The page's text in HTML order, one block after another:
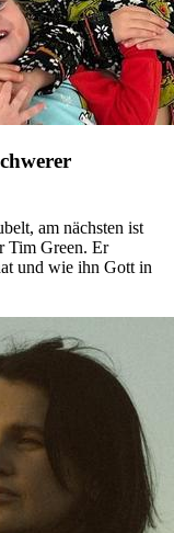
am nächsten ist
Tim Green. Er
und wie ihn Gott in